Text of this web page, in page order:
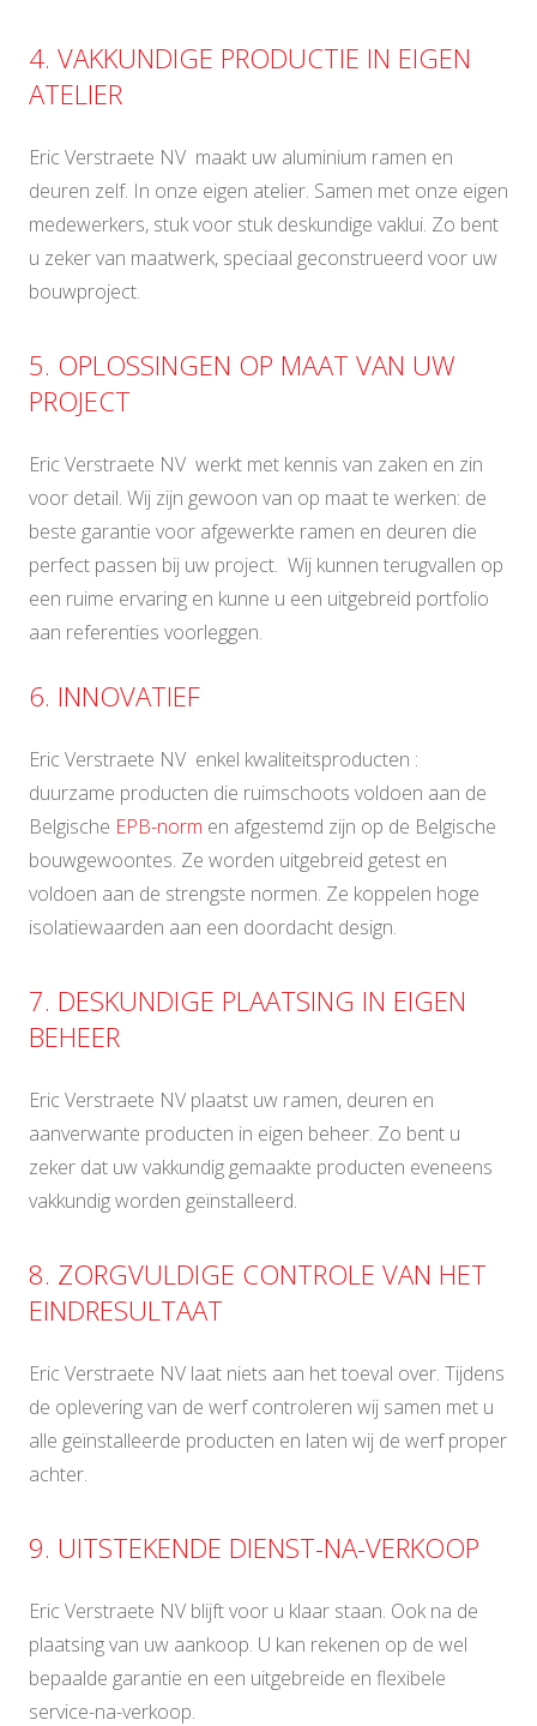
4. VAKKUNDIGE PRODUCTIE IN EIGEN
ATELIER
Eric Verstraete NV maakt uw aluminium ramen en
deuren zelf. In onze eigen atelier. Samen met onze eigen
medewerkers, stuk voor stuk deskundige vaklui. Zo bent
u zeker van maatwerk, speciaal geconstrueerd voor uw
bouwproject.
5. OPLOSSINGEN OP MAAT VAN UW
PROJECT
Eric Verstraete NV werkt met kennis van zaken en zin
voor detail. Wij zijn gewoon van op maat te werken: de
beste garantie voor afgewerkte ramen en deuren die
perfect passen bij uw project. Wij kunnen terugvallen op
een ruime ervaring en kunne u een uitgebreid portfolio
aan referenties voorleggen.
6. INNOVATIEF
Eric Verstraete NV enkel kwaliteitsproducten :
duurzame producten die ruimschoots voldoen aan de
Belgische EPB-norm en afgestemd zijn op de Belgische
bouwgewoontes. Ze worden uitgebreid getest en
voldoen aan de strengste normen. Ze koppelen hoge
isolatiewaarden aan een doordacht design.
7. DESKUNDIGE PLAATSING IN EIGEN
BEHEER
Eric Verstraete NV plaatst uw ramen, deuren en
aanverwante producten in eigen beheer. Zo bent u
zeker dat uw vakkundig gemaakte producten eveneens
vakkundig worden geïnstalleerd.
8. ZORGVULDIGE CONTROLE VAN HET
EINDRESULTAAT
Eric Verstraete NV laat niets aan het toeval over. Tijdens
de oplevering van de werf controleren wij samen met u
alle geïnstalleerde producten en laten wij de werf proper
achter.
9. UITSTEKENDE DIENST-NA-VERKOOP
Eric Verstraete NV blijft voor u klaar staan. Ook na de
plaatsing van uw aankoop. U kan rekenen op de wel
bepaalde garantie en een uitgebreide en flexibele
service-na-verkoop.